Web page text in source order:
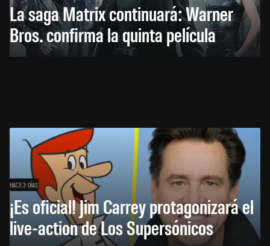
La saga Matrix continuará: Warner
Bros. confirma la quinta película
HACE 3 DÍAS
¡Es oficial! Jim Carrey protagonizará el
live-action de Los Supersónicos